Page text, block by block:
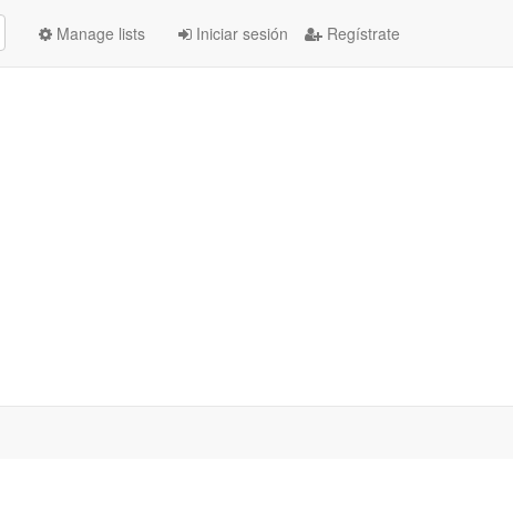
Iniciar sesión Regístrate
Manage lists